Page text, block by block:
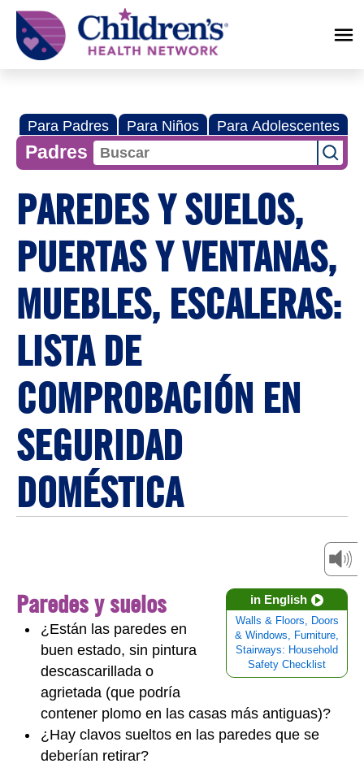
Children's
Health
Network
Para Padres Para Niños Para Adolescentes
Padres
PAREDES Y SUELOS,
PUERTAS Y VENTANAS,
MUEBLES, ESCALERAS:
LISTA DE
COMPROBACIÓN EN
SEGURIDAD
DOMÉSTICA
in English
Walls & Floors, Doors
& Windows, Furniture,
Stairways: Household
Safety Checklist
Paredes y suelos
¿Están las paredes en
buen estado, sin pintura
descascarillada o
agrietada (que podría
contener plomo en las casas más antiguas)?
¿Hay clavos sueltos en las paredes que se
deberían retirar?